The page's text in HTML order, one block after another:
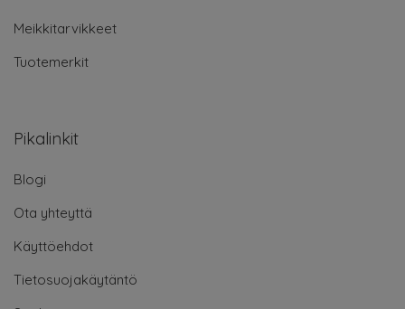
Meikkitarvikkeet
Tuotemerkit
Pikalinkit
Blogi
Ota yhteyttä
Käyttöehdot
Tietosuojakäytäntö